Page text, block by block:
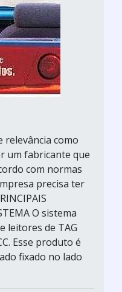
relevância como
um fabricante que
com normas
precisa ter
O sistema
leitores de TAG
Esse produto é
fixado no lado